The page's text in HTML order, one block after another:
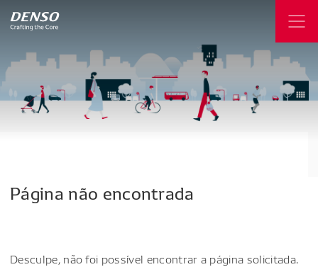
Página não encontrada
Desculpe, não foi possível encontrar a página solicitada.